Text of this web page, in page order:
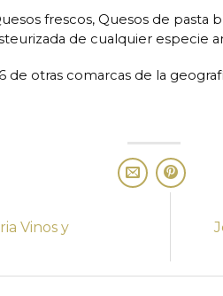
frescos, Quesos de pasta
de cualquier especie
de otras comarcas de la
Vinos y